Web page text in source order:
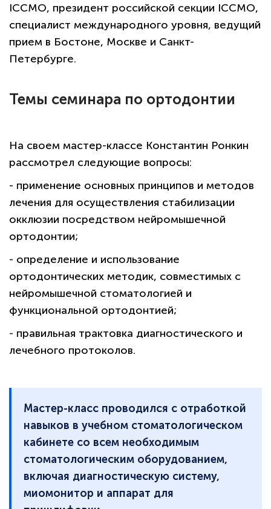
ICCMO, президент российской секции ICCMO,
специалист международного уровня, ведущий
прием в Бостоне, Москве и Санкт-
Петербурге.
Темы семинара по ортодонтии
На своем мастер-классе Константин Ронкин
рассмотрел следующие вопросы:
- применение основных принципов и методов
лечения для осуществления стабилизации
окклюзии посредством нейромышечной
ортодонтии;
- определение и использование
ортодонтических методик, совместимых с
нейромышечной стоматологией и
функциональной ортодонтией;
- правильная трактовка диагностического и
лечебного протоколов.
Мастер-класс проводился с отработкой
навыков в учебном стоматологическом
кабинете со всем необходимым
стоматологическим оборудованием,
включая диагностическую систему,
миомонитор и аппарат для